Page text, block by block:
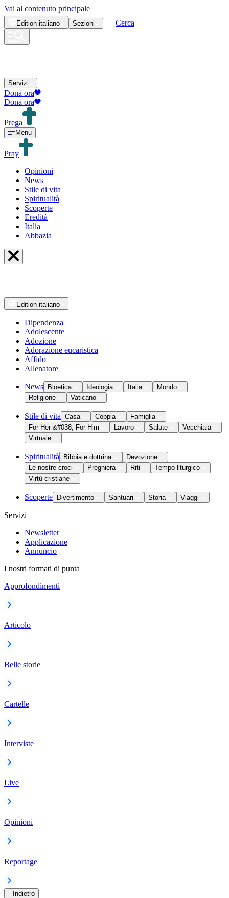
Vai al contenuto principale
Edition italiano Sezioni Cerca
Servizi
Dona ora
Dona ora
Prega
Menu
Pray
Opinioni
News
Stile di vita
Spiritualità
Scoperte
Eredità
Italia
Abbazia
Edition italiano
Dipendenza
Adolescente
Adozione
Adorazione eucaristica
Affido
Allenatore
News Bioetica Ideologia Italia
Mondo
Religione
Vaticano
Stile di vita Casa Coppia
Famiglia
For Her &#038; For Him
Lavoro Salute
Vecchiaia
Virtuale
Spiritualità Bibbia e dottrina
Devozione
Le nostre croci
Preghiera Riti
Tempo liturgico
Virtù cristiane
Scoperte Divertimento Santuari Storia Viaggi
Servizi
Newsletter
Applicazione
Annuncio
I nostri formati di punta
Approfondimenti
Articolo
Belle storie
Cartelle
Interviste
Live
Opinioni
Reportage
Indietro